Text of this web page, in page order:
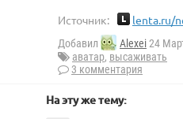
Источник: lenta.ru/
Добавил Alexei24
аватар, высаживать
3 комментария
На эту же тему: